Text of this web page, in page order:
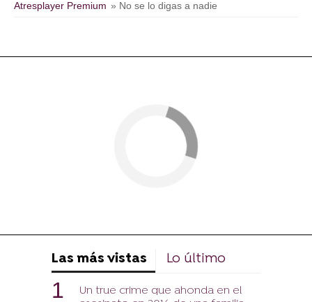
Atresplayer Premium » No se lo digas a nadie
Las más vistas Lo último
Un true crime que ahonda en el